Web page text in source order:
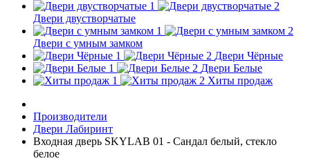
Двери двустворчатые
Двери с умным замком
Двери Чёрные
Двери Белые
Хиты продаж
Производители
Двери Лабиринт
Входная дверь SKYLAB 01 - Сандал белый, стекло
белое